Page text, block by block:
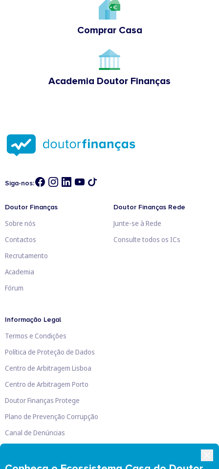
Comprar Casa
Academia Doutor Finanças
Siga-nos:
Doutor Finanças
Sobre nós
Contactos
Recrutamento
Academia
Fórum
Doutor Finanças Rede
Junte-se à Rede
Consulte todos os ICs
Informação Legal
Termos e Condições
Política de Proteção de Dados
Centro de Arbitragem Lisboa
Centro de Arbitragem Porto
Doutor Finanças Protege
Plano de Prevenção Corrupção
Canal de Denúncias